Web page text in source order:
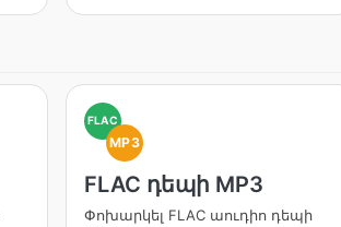
FLAC
MP3
FLAC դեպի MP3
Փոխարկել FLAC աուդիո դեպի